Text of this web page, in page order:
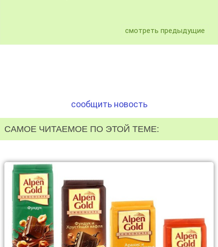
смотреть предыдущие
сообщить новость
САМОЕ ЧИТАЕМОЕ ПО ЭТОЙ ТЕМЕ: